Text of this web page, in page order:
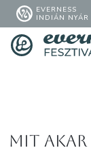
EVERNESS
INDIÁN NYÁR
Mit akar